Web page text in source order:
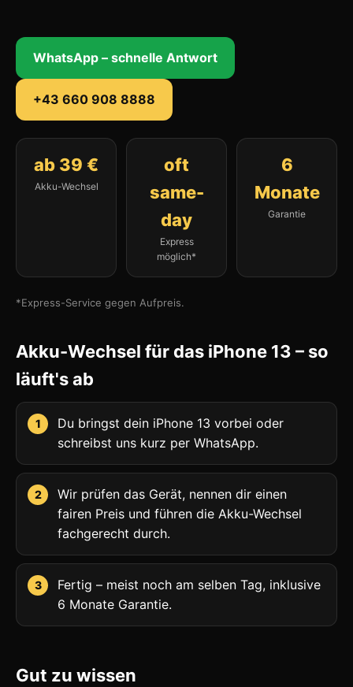
WhatsApp – schnelle Antwort
+43 660 908 8888
ab 39 €
Akku-Wechsel
oft
same-
day
Express
möglich*
6
Monate
Garantie
*Express-Service gegen Aufpreis.
Akku-Wechsel für das iPhone 13 – so
läuft's ab
Du bringst dein iPhone 13 vorbei oder
schreibst uns kurz per WhatsApp.
Wir prüfen das Gerät, nennen dir einen
fairen Preis und führen die Akku-Wechsel
fachgerecht durch.
Fertig – meist noch am selben Tag, inklusive
6 Monate Garantie.
Gut zu wissen